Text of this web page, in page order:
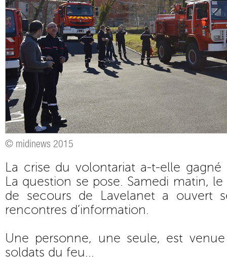
© midinews 2015
La crise du volontariat a-t-elle
La question se pose. Samedi matin,
de secours de Lavelanet a ouvert
rencontres d’information.
Une personne, une seule, est
soldats du feu...